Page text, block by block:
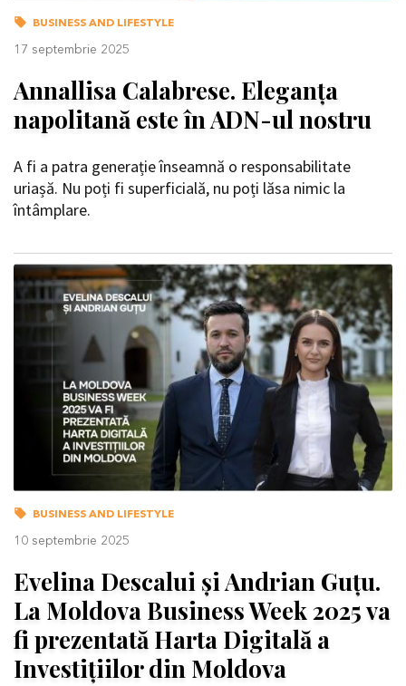
BUSINESS AND LIFESTYLE
17 septembrie 2025
Annallisa Calabrese. Eleganța
napolitană este în ADN-ul nostru
A fi a patra generație înseamnă o responsabilitate
uriașă. Nu poți fi superficială, nu poți lăsa nimic la
întâmplare.
BUSINESS AND LIFESTYLE
10 septembrie 2025
Evelina Descalui și Andrian Guțu.
La Moldova Business Week 2025 va
fi prezentată Harta Digitală a
Investițiilor din Moldova